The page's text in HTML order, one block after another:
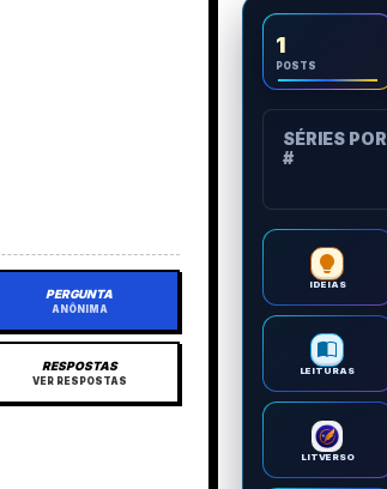
PERGUNTA
ANÔNIMA
RESPOSTAS
VER RESPOSTAS
1
POSTS
SÉRIES POR
#
IDEIAS
LEITURAS
LITVERSO